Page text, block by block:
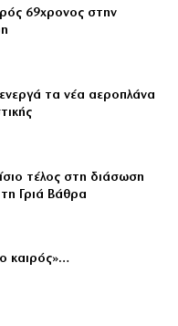
69χρονος στην
τα νέα αεροπλάνα
τέλος στη διάσωση
Γριά Βάθρα
καιρός»…